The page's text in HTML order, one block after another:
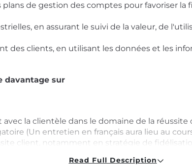
de gestion des comptes pour favoriser
en assurant le suivi de la valeur, de
des clients, en utilisant les données et les
davantage sur
avec la clientèle dans le domaine de la
(Un entretien en français aura lieu au
client, notamment en stratégie de
doté d'excellentes compétences en rédaction,
Read Full Description